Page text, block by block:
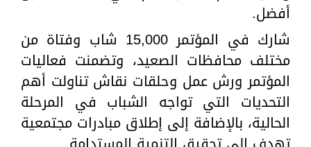
أفضل.
شارك في المؤتمر 15,000 شاب وفتاة من
مختلف محافظات الصعيد، وتضمنت فعاليات
المؤتمر ورش عمل وحلقات نقاش تناولت أهم
التحديات التي تواجه الشباب في المرحلة
الحالية، بالإضافة إلى إطلاق مبادرات مجتمعية